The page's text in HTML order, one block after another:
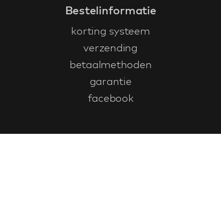
Bestelinformatie
korting systeem
verzending
betaalmethoden
garantie
facebook
Klantenservice